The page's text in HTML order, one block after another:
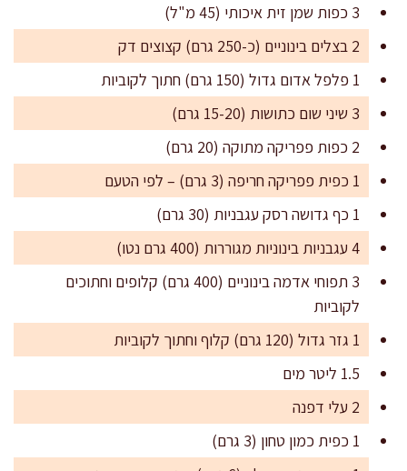
3 כפות שמן זית איכותי (45 מ"ל)
2 בצלים בינוניים (כ-250 גרם) קצוצים דק
1 פלפל אדום גדול (150 גרם) חתוך לקוביות
3 שיני שום כתושות (15-20 גרם)
2 כפות פפריקה מתוקה (20 גרם)
1 כפית פפריקה חריפה (3 גרם) – לפי הטעם
1 כף גדושה רסק עגבניות (30 גרם)
4 עגבניות בינוניות מגוררות (400 גרם נטו)
3 תפוחי אדמה בינוניים (400 גרם) קלופים וחתוכים
לקוביות
1 גזר גדול (120 גרם) קלוף וחתוך לקוביות
1.5 ליטר מים
2 עלי דפנה
1 כפית כמון טחון (3 גרם)